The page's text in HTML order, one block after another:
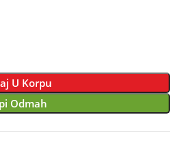
U Korpu
Odmah